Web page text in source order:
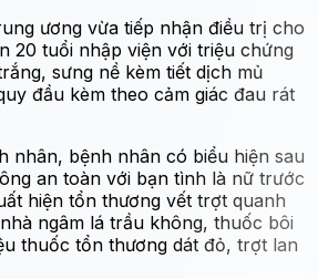
ương vừa tiếp nhận điều trị cho
20 tuổi nhập viện với triệu chứng
sưng nề kèm tiết dịch mủ
đầu kèm theo cảm giác đau rát
nhân, bệnh nhân có biểu hiện sau
an toàn với bạn tình là nữ trước
hiện tổn thương vết trợt quanh
ngâm lá trầu không, thuốc bôi
thuốc tổn thương dát đỏ, trợt lan